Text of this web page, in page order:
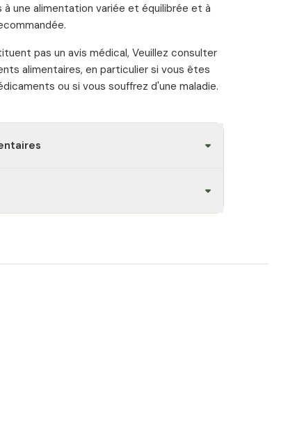
une alimentation variée et équilibrée et à
pas un avis médical, Veuillez consulter
alimentaires, en particulier si vous êtes
ou si vous souffrez d'une maladie.